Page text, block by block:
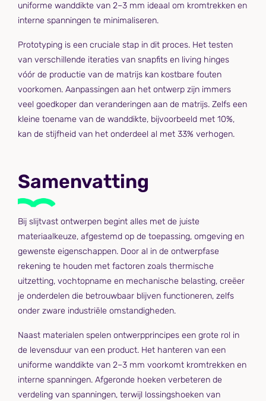
uniforme wanddikte van 2–3 mm ideaal om kromtrekken en
interne spanningen te minimaliseren.
Prototyping is een cruciale stap in dit proces. Het testen
van verschillende iteraties van snapfits en living hinges
vóór de productie van de matrijs kan kostbare fouten
voorkomen. Aanpassingen aan het ontwerp zijn immers
veel goedkoper dan veranderingen aan de matrijs. Zelfs een
kleine toename van de wanddikte, bijvoorbeeld met 10%,
kan de stijfheid van het onderdeel al met 33% verhogen.
Samenvatting
Bij slijtvast ontwerpen begint alles met de juiste
materiaalkeuze, afgestemd op de toepassing, omgeving en
gewenste eigenschappen. Door al in de ontwerpfase
rekening te houden met factoren zoals thermische
uitzetting, vochtopname en mechanische belasting, creëer
je onderdelen die betrouwbaar blijven functioneren, zelfs
onder zware industriële omstandigheden.
Naast materialen spelen ontwerpprincipes een grote rol in
de levensduur van een product. Het hanteren van een
uniforme wanddikte van 2–3 mm voorkomt kromtrekken en
interne spanningen. Afgeronde hoeken verbeteren de
verdeling van spanningen, terwijl lossingshoeken van